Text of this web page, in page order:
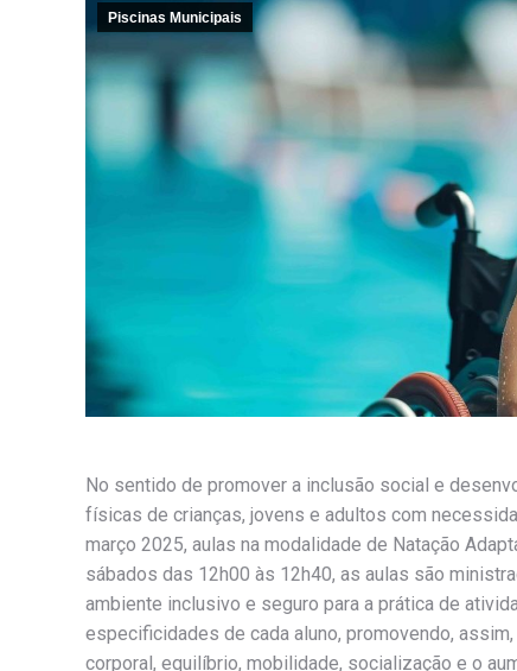
Piscinas Municipais
No sentido de promover a inclusão social e
físicas de crianças, jovens e adultos com
março 2025, aulas na modalidade de Natação
sábados das 12h00 às 12h40, as aulas são
ambiente inclusivo e seguro para a prática de
especificidades de cada aluno, promovendo,
corporal, equilíbrio, mobilidade, socialização e o